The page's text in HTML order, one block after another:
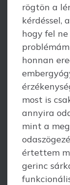
rögtön a
kérdéssel,
hogy fel
honnan
most is
annyira
mint a
értettem
gerinc